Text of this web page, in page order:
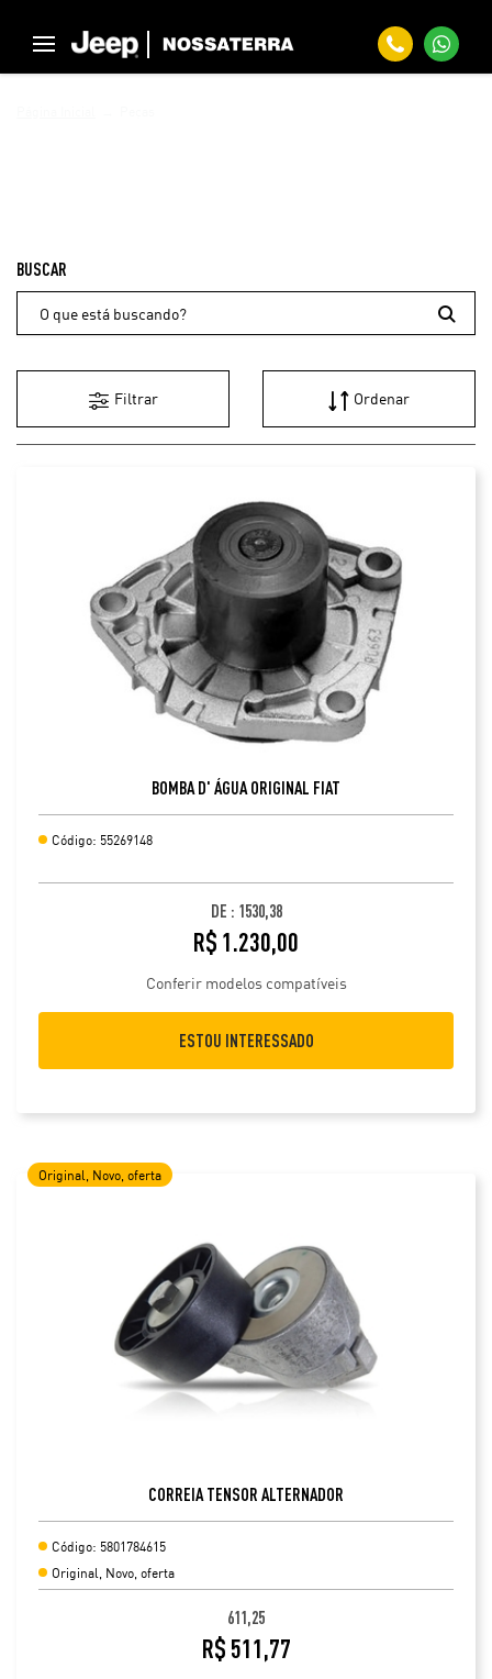
Filtrar Ordenar
BOMBA D' ÁGUA ORIGINAL FIAT
Código: 55269148
DE : 1530,38
R$ 1.230,00
Conferir modelos compatíveis
ESTOU INTERESSADO
Original, Novo, oferta
CORREIA TENSOR ALTERNADOR
Código: 5801784615
Original, Novo, oferta
611,25
R$ 511,77